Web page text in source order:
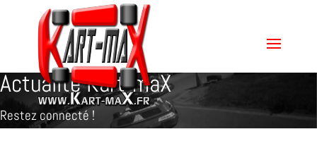
Actualité Kart-maX
Restez connecté !